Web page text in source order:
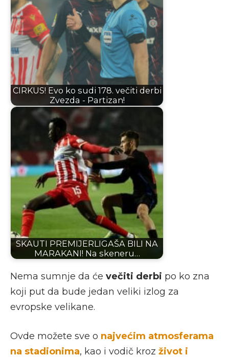
CIRKUS! Evo ko sudi 178. večiti derbi
Zvezda - Partizan!
SKAUTI PREMIJERLIGAŠA BILI NA
MARAKANI! Na skeneru…
Nema sumnje da će večiti derbi po ko zna
koji put da bude jedan veliki izlog za
evropske velikane.
Ovde možete sve o najvećim atmosferama
na stadionima, kao i vodič kroz život i